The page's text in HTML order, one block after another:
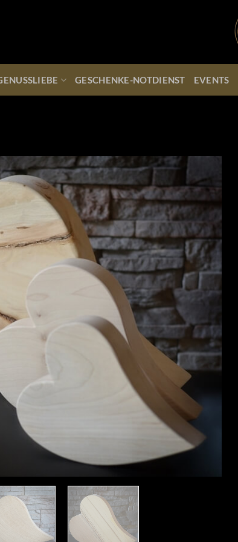
GESCHENKE-NOTDIENST EVENTS